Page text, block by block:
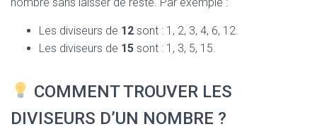
Les diviseurs de 12 sont : 1, 2, 3, 4, 6, 12.
Les diviseurs de 15 sont : 1, 3, 5, 15.
COMMENT TROUVER LES
DIVISEURS D’UN NOMBRE ?